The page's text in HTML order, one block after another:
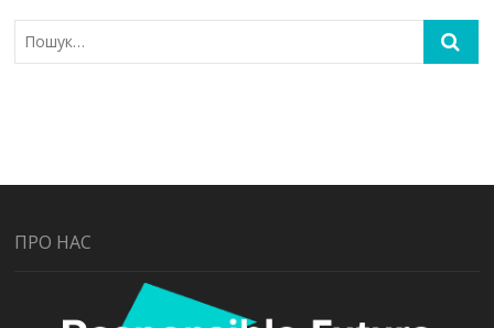
ПРО НАС